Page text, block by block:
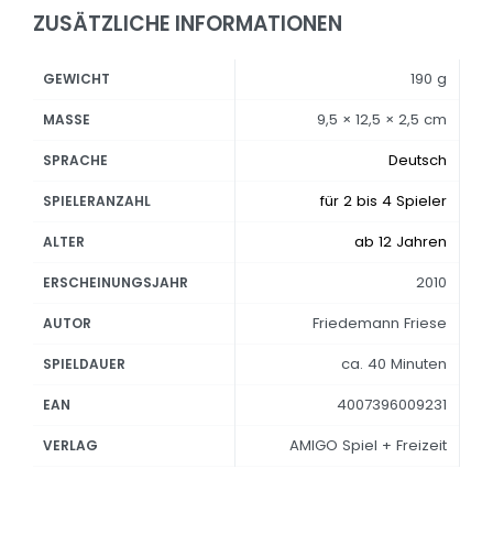
ZUSÄTZLICHE INFORMATIONEN
GEWICHT 190 g
MASSE 9,5 × 12,5 × 2,5 cm
SPRACHE Deutsch
SPIELERANZAHL für 2 bis 4 Spieler
ALTER ab 12 Jahren
ERSCHEINUNGSJAHR 2010
AUTOR Friedemann Friese
SPIELDAUER ca. 40 Minuten
EAN 4007396009231
VERLAG AMIGO Spiel + Freizeit